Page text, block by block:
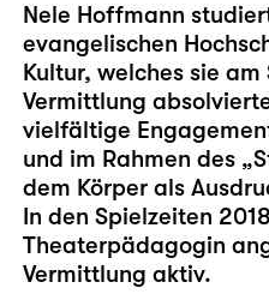
Nele Hoffmann
evangelischen
Kultur, welches sie
Vermittlung
vielfältige
und im Rahmen des
dem Körper als
In den Spielzeiten
Theaterpädagogin
Vermittlung aktiv.